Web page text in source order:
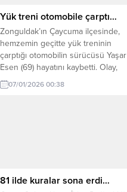
olumsuzluğun yaşanmaması adına
alınan bu karara titizlikle...
Yük treni otomobile çarptı…
Zonguldak’ın Çaycuma ilçesinde,
hemzemin geçitte yük treninin
çarptığı otomobilin sürücüsü Yaşar
Esen (69) hayatını kaybetti. Olay,
akşam saatlerinde Çaycuma ilçesi
Gemiciler Mahallesi’nde bir yem
Çevredekilerin ihbarı...
07/01/2026 00:38
81 ilde kuralar sona erdi…